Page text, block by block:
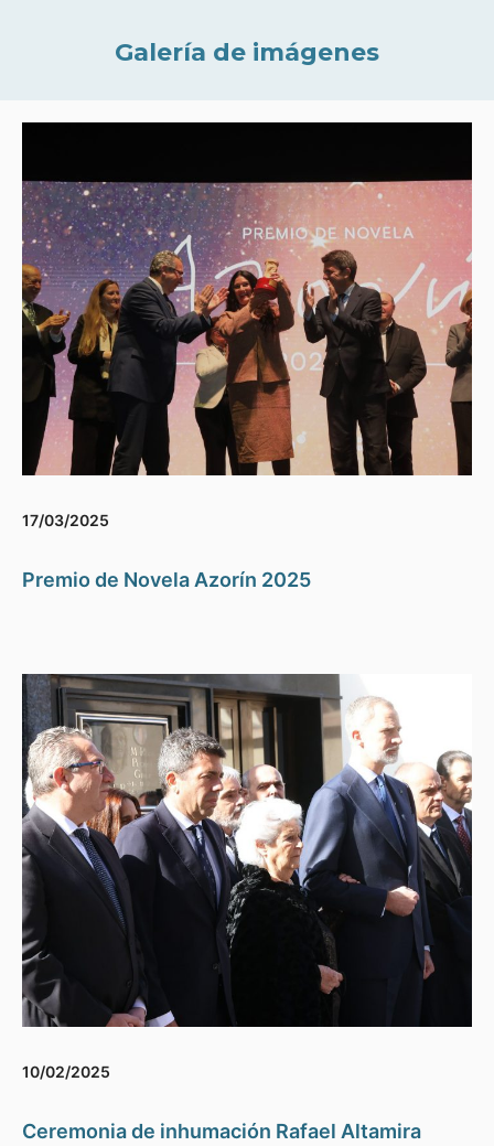
Galería de imágenes
17/03/2025
Premio de Novela Azorín 2025
10/02/2025
Ceremonia de inhumación Rafael Altamira